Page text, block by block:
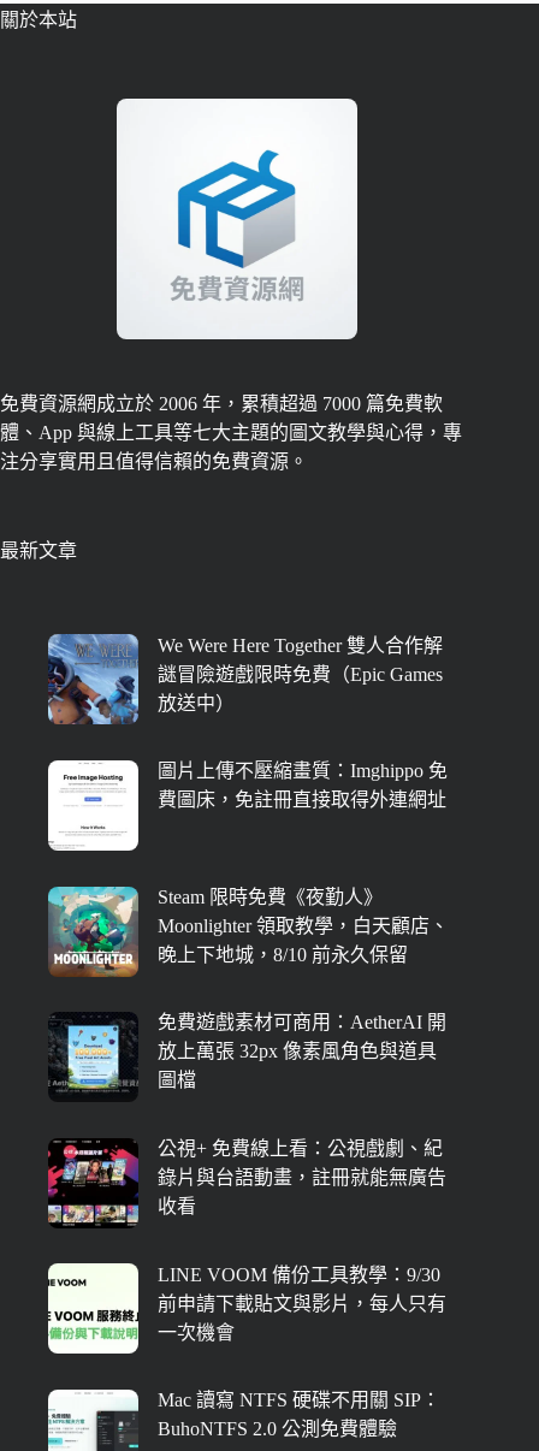
關於本站
免費資源網成立於 2006 年，累積超過 7000 篇免費軟
體、App 與線上工具等七大主題的圖文教學與心得，專
注分享實用且值得信賴的免費資源。
最新文章
We Were Here Together 雙人合作解
謎冒險遊戲限時免費（Epic Games
放送中）
圖片上傳不壓縮畫質：Imghippo 免
費圖床，免註冊直接取得外連網址
Steam 限時免費《夜勤人》
Moonlighter 領取教學，白天顧店、
晚上下地城，8/10 前永久保留
免費遊戲素材可商用：AetherAI 開
放上萬張 32px 像素風角色與道具
圖檔
公視+ 免費線上看：公視戲劇、紀
錄片與台語動畫，註冊就能無廣告
收看
LINE VOOM 備份工具教學：9/30
前申請下載貼文與影片，每人只有
一次機會
Mac 讀寫 NTFS 硬碟不用關 SIP：
BuhoNTFS 2.0 公測免費體驗